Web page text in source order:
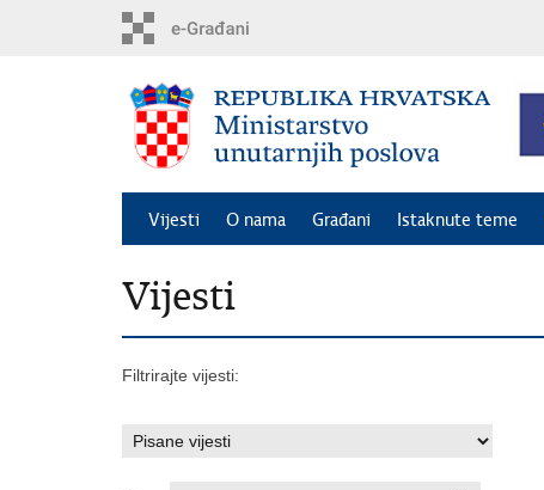
Vijesti O nama Građani Istaknute teme
Vijesti
Filtrirajte vijesti: